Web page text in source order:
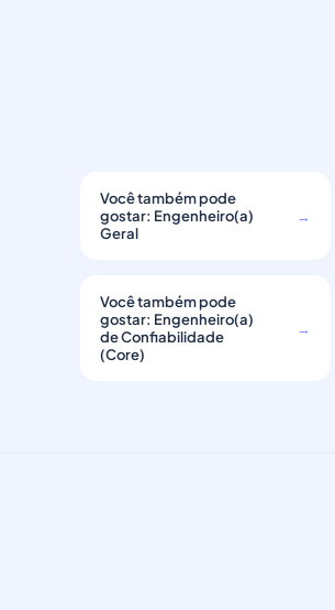
Você também pode
gostar: Engenheiro(a)
Geral
→
Você também pode
gostar: Engenheiro(a)
de Confiabilidade
(Core)
→